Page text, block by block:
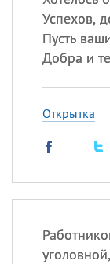
Успехов,
Пусть
Добра и
Открытка
уголовной,